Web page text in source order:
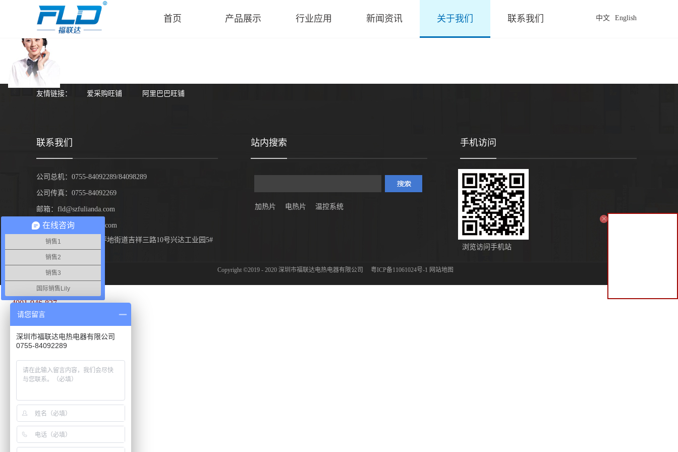
中文 English
首页 产品展示 行业应用 新闻资讯 关于我们 联系我们
友情链接： 爱采购旺铺 阿里巴巴旺铺
联系我们 站内搜索 手机访问
公司总机：0755-84092289/84098289
公司传真：0755-84092269
邮箱：fld@szfulianda.com
网址：www.szfulianda.com
地址：深圳市龙岗区坪地街道吉祥三路10号兴达工业园5#
厂房
加热片 电热片 温控系统
浏览访问手机站
Copyright ©2019 - 2020 深圳市福联达电热电器有限公司 粤ICP备11061024号-1 网站地图
在线客服
服务热线
4001-946-827
在线咨询
销售1
销售2
销售3
国际销售Lily
请您留言
深圳市福联达电热电器有限公司
0755-84092289